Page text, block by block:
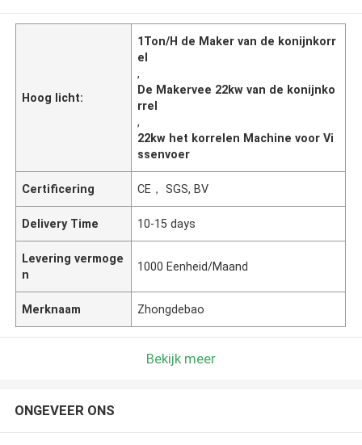
Hoog licht:
1Ton/H de Maker van de konijnkorr
el
,
De Makervee 22kw van de konijnko
rrel
,
22kw het korrelen Machine voor Vi
ssenvoer
Certificering CE， SGS, BV
Delivery Time 10-15 days
Levering vermoge
n
1000 Eenheid/Maand
Merknaam Zhongdebao
Bekijk meer
ONGEVEER ONS